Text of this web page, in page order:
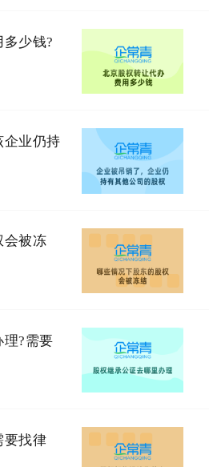
少钱?
企业仍持
会被冻
理?需要
要找律